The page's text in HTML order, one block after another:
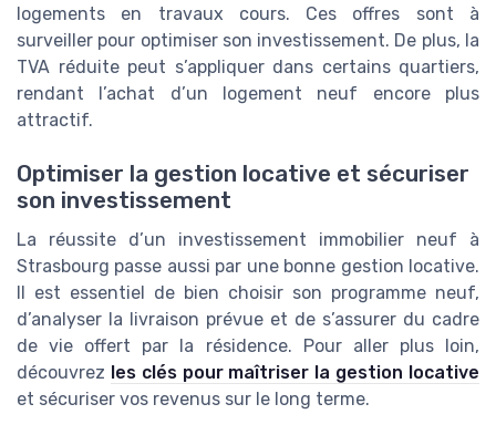
logements en travaux cours. Ces offres sont à
surveiller pour optimiser son investissement. De plus, la
TVA réduite peut s’appliquer dans certains quartiers,
rendant l’achat d’un logement neuf encore plus
attractif.
Optimiser la gestion locative et sécuriser
son investissement
La réussite d’un investissement immobilier neuf à
Strasbourg passe aussi par une bonne gestion locative.
Il est essentiel de bien choisir son programme neuf,
d’analyser la livraison prévue et de s’assurer du cadre
de vie offert par la résidence. Pour aller plus loin,
découvrez les clés pour maîtriser la gestion locative
et sécuriser vos revenus sur le long terme.